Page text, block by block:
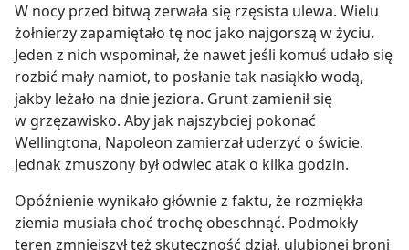
W nocy przed bitwą zerwała się rzęsista ulewa. Wielu
żołnierzy zapamiętało tę noc jako najgorszą w życiu.
Jeden z nich wspominał, że nawet jeśli komuś udało się
rozbić mały namiot, to posłanie tak nasiąkło wodą,
jakby leżało na dnie jeziora. Grunt zamienił się
w grzęzawisko. Aby jak najszybciej pokonać
Wellingtona, Napoleon zamierzał uderzyć o świcie.
Jednak zmuszony był odwlec atak o kilka godzin.
Opóźnienie wynikało głównie z faktu, że rozmiękła
ziemia musiała choć trochę obeschnąć. Podmokły
teren zmniejszył też skuteczność dział, ulubionej broni